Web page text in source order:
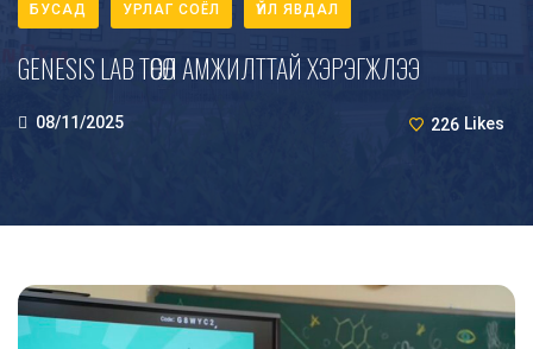
БУСАД УРЛАГ СОЁЛ ҮЙЛ ЯВДАЛ
GENESIS LAB ТӨСӨЛ АМЖИЛТТАЙ ХЭРЭГЖЛЭЭ
08/11/2025 226 Likes